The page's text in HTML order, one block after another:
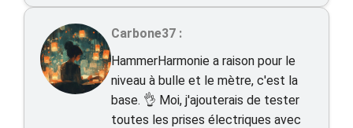
Carbone37 :
HammerHarmonie a raison pour le
niveau à bulle et le mètre, c'est la
base. 👌 Moi, j'ajouterais de tester
toutes les prises électriques avec